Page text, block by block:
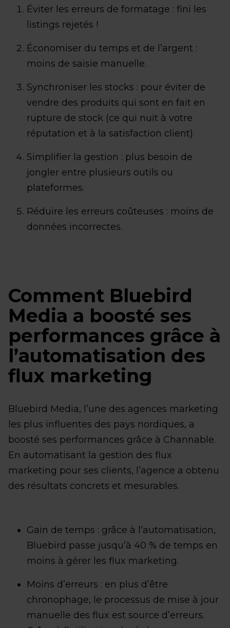
Éviter les erreurs de formatage : fini les
listings rejetés !
Économiser du temps et de l’argent :
moins de saisie manuelle.
Synchroniser les stocks : pour éviter de
vendre des produits qui sont en fait en
rupture de stock (ce qui nuit à votre
réputation et à la satisfaction client).
Simplifier la gestion : plus besoin de
jongler entre plusieurs outils ou
plateformes.
Réduire les erreurs coûteuses : moins de
données incorrectes.
Comment Bluebird
Media a boosté ses
performances grâce à
l’automatisation des
flux marketing
Bluebird Media, l’une des agences marketing
les plus influentes des pays nordiques, a
boosté ses performances grâce à Channable.
En automatisant la gestion des flux
marketing pour ses clients, l’agence a obtenu
des résultats concrets et mesurables.
Gain de temps : grâce à l’automatisation,
Bluebird passe jusqu’à 40 % de temps en
moins à gérer les flux marketing.
Moins d’erreurs : en plus d’être
chronophage, le processus de mise à jour
manuelle des flux est source d’erreurs.